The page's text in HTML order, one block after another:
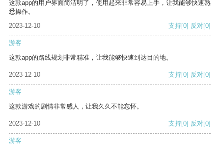
这款app的用户界面简洁明了，使用起来非常容易上手，让我能够快速熟
悉操作。
2023-12-10
支持[0] 反对[0]
游客
这款app的路线规划非常精准，让我能够快速到达目的地。
2023-12-10 支持[0] 反对[0]
游客
这款游戏的剧情非常感人，让我久久不能忘怀。
2023-12-10 支持[0] 反对[0]
游客